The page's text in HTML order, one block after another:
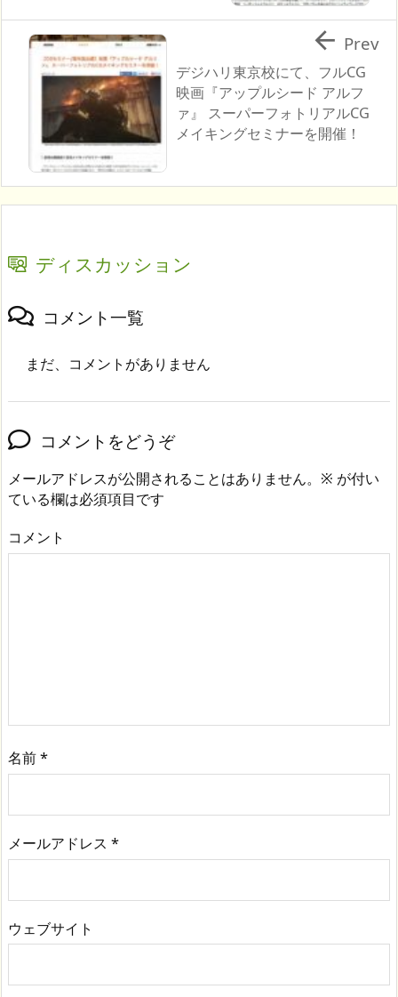
デジハリ東京校にて、フルCG
映画『アップルシード アルフ
ァ』 スーパーフォトリアルCG
メイキングセミナーを開催！
 Prev
ディスカッション
コメント一覧
まだ、コメントがありません
コメントをどうぞ
メールアドレスが公開されることはありません。 ※ が付い
ている欄は必須項目です
コメント
名前*
メールアドレス *
ウェブサイト